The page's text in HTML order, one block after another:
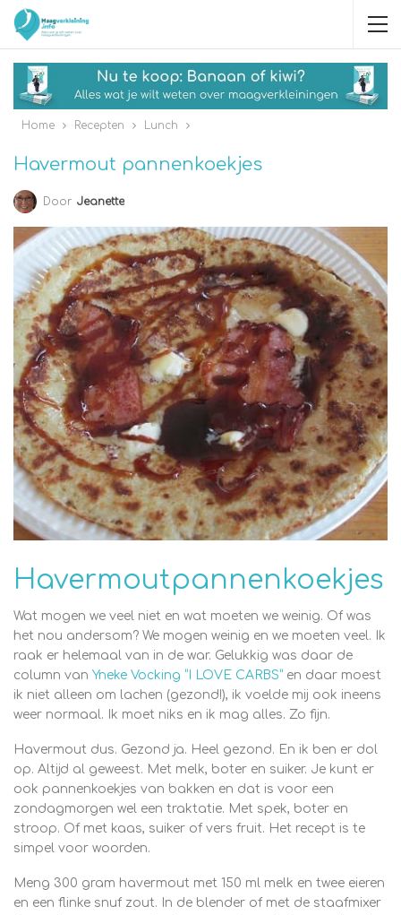
Home Recepten Lunch
Havermout pannenkoekjes
Door Jeanette
Havermoutpannenkoekjes
Wat mogen we veel niet en wat moeten we weinig. Of was
het nou andersom? We mogen weinig en we moeten veel. Ik
raak er helemaal van in de war. Gelukkig was daar de
column van Yneke Vocking “I LOVE CARBS” en daar moest
ik niet alleen om lachen (gezond!), ik voelde mij ook ineens
weer normaal. Ik moet niks en ik mag alles. Zo fijn.
Havermout dus. Gezond ja. Heel gezond. En ik ben er dol
op. Altijd al geweest. Met melk, boter en suiker. Je kunt er
ook pannenkoekjes van bakken en dat is voor een
zondagmorgen wel een traktatie. Met spek, boter en
stroop. Of met kaas, suiker of vers fruit. Het recept is te
simpel voor woorden.
Meng 300 gram havermout met 150 ml melk en twee eieren
en een flinke snuf zout. In de blender of met de staafmixer